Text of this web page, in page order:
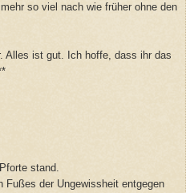
so viel nach wie früher ohne den
Alles ist gut. Ich hoffe, dass ihr das
stand.
der Ungewissheit entgegen